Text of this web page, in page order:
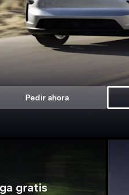
Pedir ahora
gratis